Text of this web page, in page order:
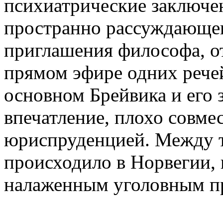
психиатрические
пространно
приглашения философа,
прямом эфире одних
основном Брейвика и его
впечатление, плохо
юриспруденцией. Между
происходило в Норвегии,
налаженным уголовным